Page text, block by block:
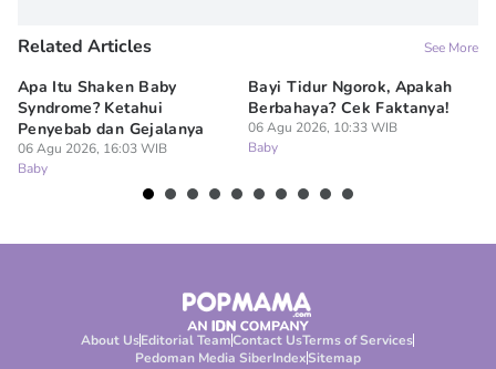
Related Articles See More
Apa Itu Shaken Baby
Syndrome? Ketahui
Penyebab dan Gejalanya
06 Agu 2026, 16:03 WIB
Baby
Bayi Tidur Ngorok, Apakah
Berbahaya? Cek Faktanya!
06 Agu 2026, 10:33 WIB
Baby
About UsEditorial TeamContact UsTerms of Services
Pedoman Media SiberIndexSitemap